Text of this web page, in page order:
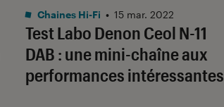
Test Labo Denon Ceol N-11
DAB : une mini-chaîne aux
performances intéressantes
Noté 4 étoiles sur 5
Chaines Hi-Fi • 15 mar. 2022